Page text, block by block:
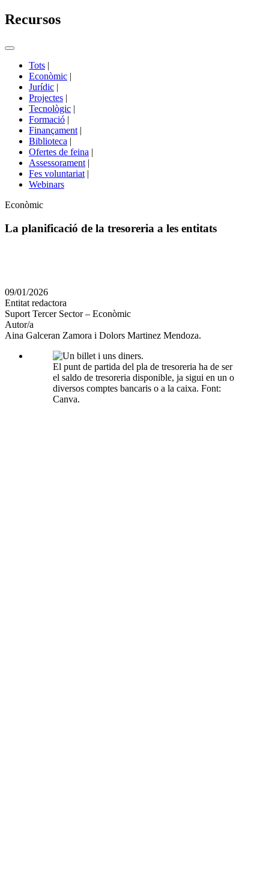
Recursos
Commutador
portals
Tots |
Econòmic |
Jurídic |
Projectes |
Tecnològic |
Formació |
Finançament |
Biblioteca |
Ofertes de feina |
Assessorament |
Fes voluntariat |
Webinars
Àmbit
Econòmic
La planificació de la tresoreria a les entitats
en
altres
xarxes
socials
09/01/2026
Entitat redactora
Suport Tercer Sector – Econòmic
Autor/a
Aina Galceran Zamora i Dolors Martinez Mendoza.
El punt de partida del pla de tresoreria ha de ser
el saldo de tresoreria disponible, ja sigui en un o
diversos comptes bancaris o a la caixa. Font:
Canva.